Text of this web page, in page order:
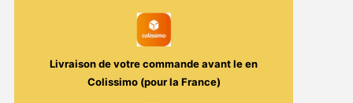
nicotine)Livraison de votre commande avant leen
Colissimo (pour la France)